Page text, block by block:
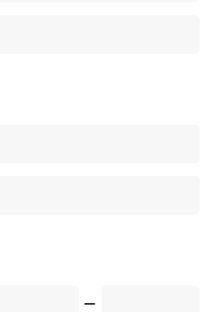
ー